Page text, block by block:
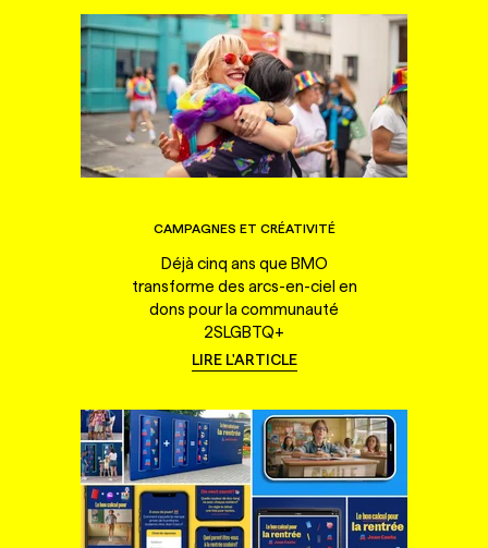
CAMPAGNES ET CRÉATIVITÉ
Déjà cinq ans que BMO
transforme des arcs-en-ciel en
dons pour la communauté
2SLGBTQ+
LIRE L'ARTICLE